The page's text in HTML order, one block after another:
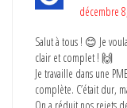
décembre
Salut à tous ! 😊 Je
clair et complet ! 🙌
Je travaille dans une
complète. C’était dur,